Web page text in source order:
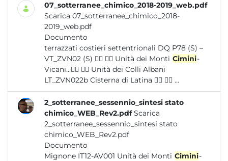
07_sotterranee_chimico_2018-2019_web.pdf
Scarica 07_sotterranee_chimico_2018-
2019_web.pdf
Documento
terrazzati costieri settentrionali DQ P78 (S) –
VT_ZVN02 (S)   Unità dei Monti Cimini-
Vicani...  Unità dei Colli Albani
LT_ZVN022b Cisterna di Latina   ...
2_sotterranee_sessennio_sintesi stato
chimico_WEB_Rev2.pdf Scarica
2_sotterranee_sessennio_sintesi stato
chimico_WEB_Rev2.pdf
Documento
Mignone IT12-AV001 Unità dei Monti Cimini-